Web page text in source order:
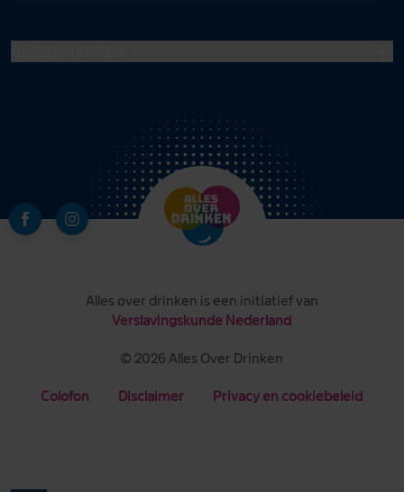
© 2026 Alles Over Drinken
Alles over drinken is een initiatief van
Verslavingskunde Nederland
Colofon Disclaimer Privacy en cookiebeleid